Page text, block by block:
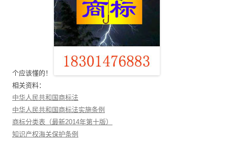
个应该懂的！
相关资料：
中华人民共和国商标法
中华人民共和国商标法实施条例
商标分类表（最新2014年第十版）
知识产权海关保护条例